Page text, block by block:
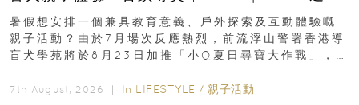
組免費名額
暑假想安排一個兼具教育意義、戶外探索及互動體驗嘅
親子活動？由於7月場次反應熱烈，前流浮山警署香港導
盲犬學苑將於8月23日加推「小Q夏日尋寶大作戰」，家
7th August, 2026 ｜ In LIFESTYLE / 親子活動